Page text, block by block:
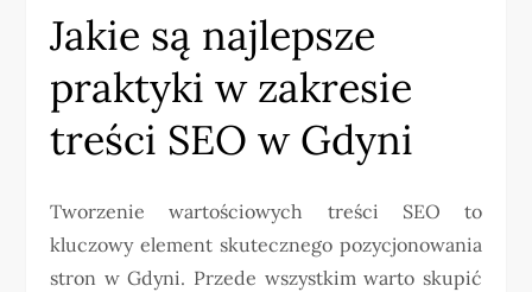
Jakie są najlepsze
praktyki w zakresie
treści SEO w Gdyni
Tworzenie wartościowych treści SEO to
kluczowy element skutecznego pozycjonowania
stron w Gdyni. Przede wszystkim warto skupić